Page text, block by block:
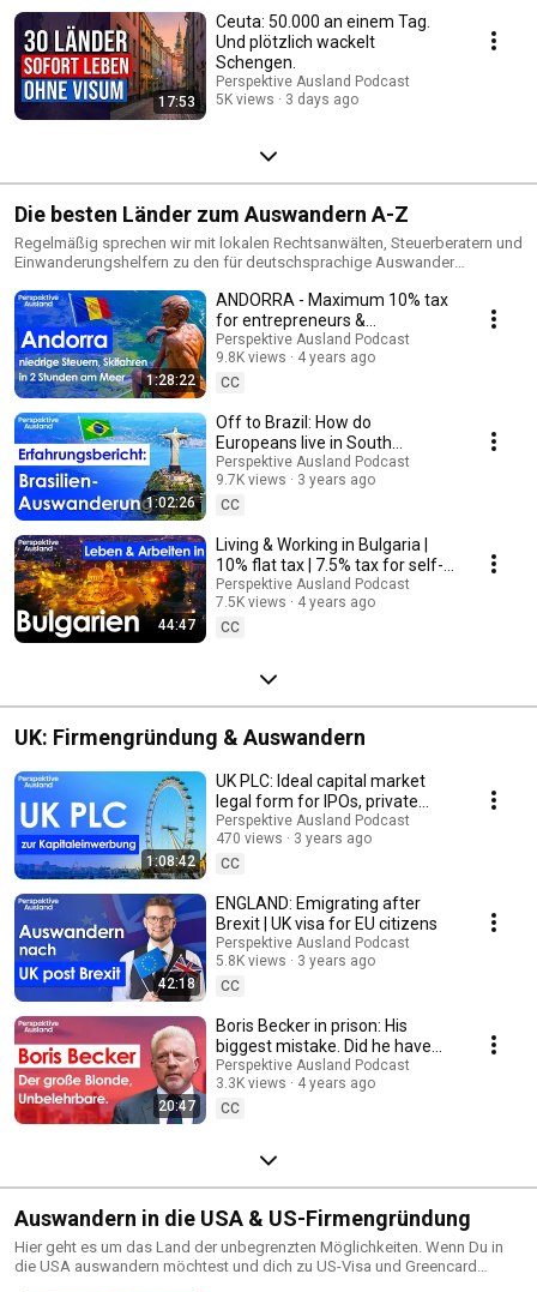
17:53
Ceuta: 50.000 an einem Tag.
Und plötzlich wackelt
Schengen.
Perspektive Ausland Podcast
5K views
3 days ago
Die besten Länder zum Auswandern A-Z
Regelmäßig sprechen wir mit lokalen Rechtsanwälten, Steuerberatern und
Einwanderungshelfern zu den für deutschsprachige Auswander
1:28:22
ANDORRA - Maximum 10% tax
for entrepreneurs &
freelancers | Emigration
Andorra | Non-EU countries
Perspektive Ausland Podcast
9.8K views
4 years ago
CC
1:02:26
Off to Brazil: How do
Europeans live in South
America's largest country?
Perspektive Ausland Podcast
9.7K views
3 years ago
CC
44:47
Living & Working in Bulgaria |
10% flat tax | 7.5% tax for self-
employed | Crypto friendly
Perspektive Ausland Podcast
7.5K views
4 years ago
CC
UK: Firmengründung & Auswandern
1:08:42
UK PLC: Ideal capital market
legal form for IPOs, private
placements & bonds
Perspektive Ausland Podcast
470 views
3 years ago
CC
42:18
ENGLAND: Emigrating after
Brexit | UK visa for EU citizens
Perspektive Ausland Podcast
5.8K views
3 years ago
CC
20:47
Boris Becker in prison: His
biggest mistake. Did he have
the wrong advisors, or is he
incorrigible?
Perspektive Ausland Podcast
3.3K views
4 years ago
CC
Auswandern in die USA & US-Firmengründung
Hier geht es um das Land der unbegrenzten Möglichkeiten. Wenn Du in
die USA auswandern möchtest und dich zu US-Visa und Greencard